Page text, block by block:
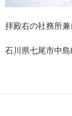
拝殿右の社務所兼
石川県七尾市中